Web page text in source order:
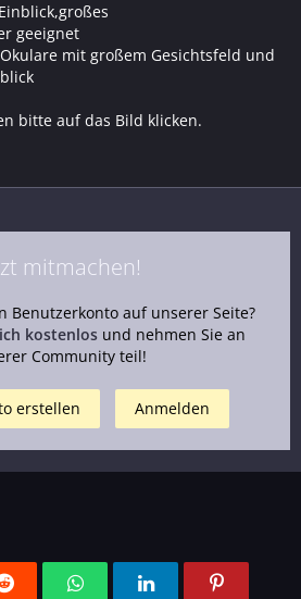
geeignet
mit großem Gesichtsfeld und
bitte auf das Bild klicken.
mitmachen!
Benutzerkonto auf unserer Seite?
kostenlosund nehmen Sie an
Community teil!
erstellen Anmelden